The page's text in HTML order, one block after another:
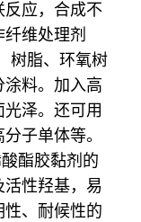
应，合成不
维处理剂
树脂、环氧树
料。加入高
泽。还可用
子单体等。
酯胶黏剂的
性羟基，易
、耐候性的